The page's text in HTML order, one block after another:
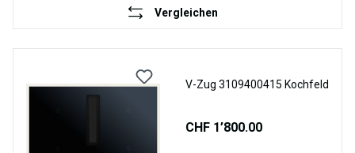
Vergleichen
V-Zug 3109400415 Kochfeld
CHF 1’800.00